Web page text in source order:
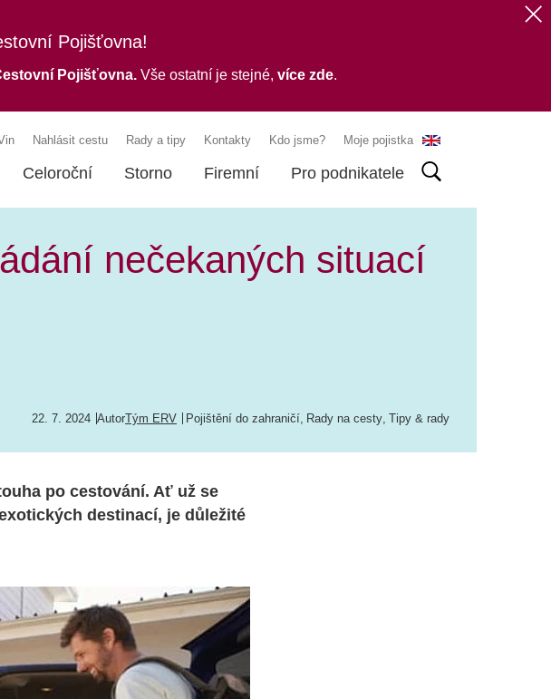
Pojišťovna!
Pojišťovna.Vše ostatní je stejné, více zde.
Nahlásit cestu Rady a tipy Kontakty Kdo jsme? Moje pojistka
Celoroční Storno Firemní Pro podnikatele
nečekaných situací
22. 7. 2024 AutorTým ERV Pojištění do zahraničí, Rady na cesty, Tipy & rady
po cestování. Ať už se
destinací, je důležité